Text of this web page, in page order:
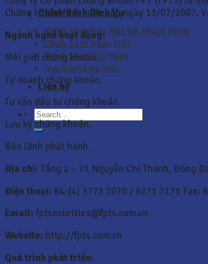
Chính Sách Dịch Vụ
Chính Sách Bảo Mật Với Khách Hàng
Chính Sách Hoàn Tiền
Chính Sách Bảo Hành
Quy Trình Làm Việc
Liên hệ
Chứng khoán Nhà nước cấp ngày 13/07/2007.
Ngành nghề hoạt động:
Môi giới chứng khoán.
Tự doanh chứng khoán.
Tư vấn đầu tư chứng khoán.
Lưu ký chứng khoán.
Bảo lãnh phát hành.
Địa chỉ: Tầng 2 – 71 Nguyễn Chí Thanh, Đống
Điện thoại: 84-(4) 3773 7070 / 6271 7171 Fax:
Email:fptsecurities@fpts.com.vn
Website: http://fpts.com.vn
Quá trình phát triển: